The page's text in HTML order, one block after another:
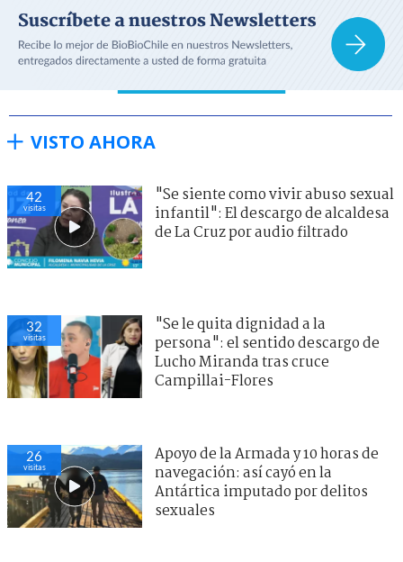
VISTO AHORA
42
visitas
"Se siente como vivir abuso sexual
infantil": El descargo de alcaldesa
de La Cruz por audio filtrado
32
visitas
"Se le quita dignidad a la
persona": el sentido descargo de
Lucho Miranda tras cruce
Campillai-Flores
26
visitas
Apoyo de la Armada y 10 horas de
navegación: así cayó en la
Antártica imputado por delitos
sexuales